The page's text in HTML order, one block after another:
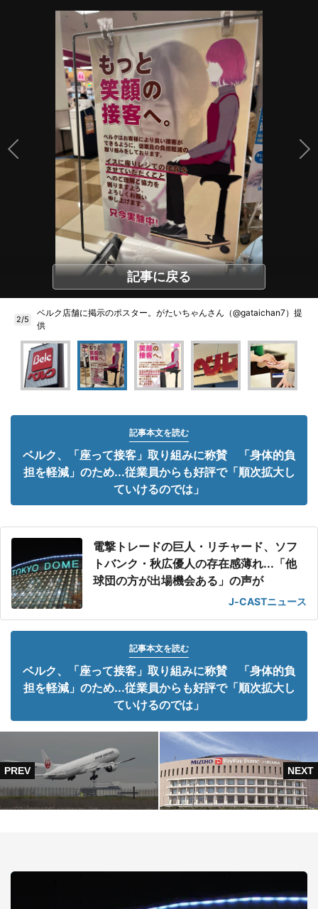
記事に戻る
2/5
ベルク店舗に掲示のポスター。がたいちゃんさん（@gataichan7）提
供
記事本文を読む
ベルク、「座って接客」取り組みに称賛 「身体的負
担を軽減」のため...従業員からも好評で「順次拡大し
ていけるのでは」
電撃トレードの巨人・リチャード、ソフ
トバンク・秋広優人の存在感薄れ...「他
球団の方が出場機会ある」の声が
J-CASTニュース
記事本文を読む
ベルク、「座って接客」取り組みに称賛 「身体的負
担を軽減」のため...従業員からも好評で「順次拡大し
ていけるのでは」